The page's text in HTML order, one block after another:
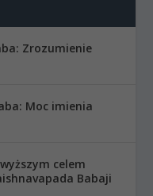
Zrozumienie
Moc imienia
celem
Babaji